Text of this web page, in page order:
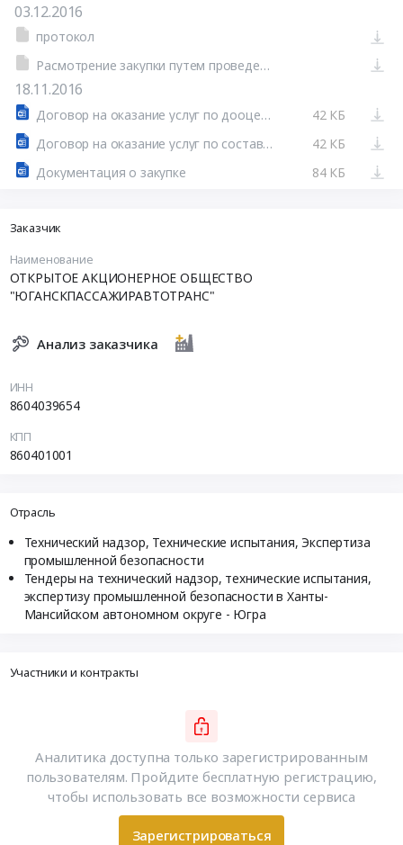
03.12.2016
протокол
Расмотрение закупки путем проведения запроса цен №31604344827-01
18.11.2016
Договор на оказание услуг по дооценке уязвимости
42 КБ
Договор на оказание услуг по составлению плана
42 КБ
Документация о закупке
84 КБ
Заказчик
Наименование
ОТКРЫТОЕ АКЦИОНЕРНОЕ ОБЩЕСТВО
"ЮГАНСКПАССАЖИРАВТОТРАНС"
Анализ заказчика
ИНН
8604039654
КПП
860401001
Отрасль
Технический надзор, Технические испытания, Экспертиза
промышленной безопасности
Тендеры на технический надзор, технические испытания,
экспертизу промышленной безопасности в Ханты-
Мансийском автономном округе - Югра
Участники и контракты
Аналитика доступна только зарегистрированным
пользователям. Пройдите бесплатную регистрацию,
чтобы использовать все возможности сервиса
Зарегистрироваться